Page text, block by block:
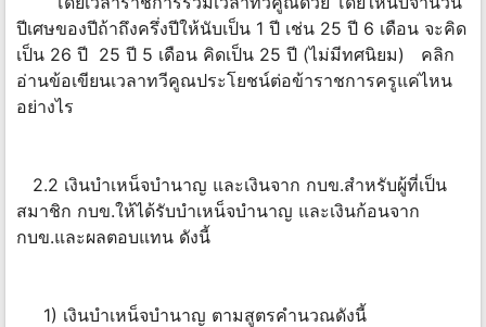
ปีเศษของปีถ้าถึงครึ่งปีให้นับเป็น 1 ปี เช่น 25 ปี 6 เดือน จะคิด
เป็น 26 ปี 25 ปี 5 เดือน คิดเป็น 25 ปี (ไม่มีทศนิยม) คลิก
อ่านข้อเขียนเวลาทวีคูณประโยชน์ต่อข้าราชการครูแค่ไหน
อย่างไร
2.2 เงินบำเหน็จบำนาญ และเงินจาก กบข.สำหรับผู้ที่เป็น
สมาชิก กบข.ให้ได้รับบำเหน็จบำนาญ และเงินก้อนจาก
กบข.และผลตอบแทน ดังนี้
1) เงินบำเหน็จบำนาญ ตามสูตรคำนวณดังนี้